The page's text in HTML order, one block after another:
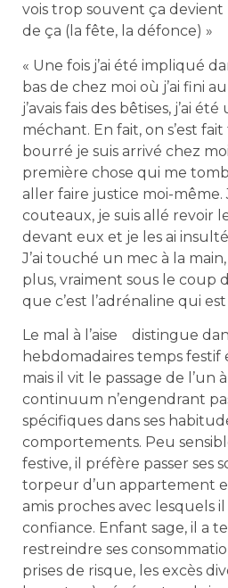
vois trop souvent ça
de ça (la fête, la défonce) »
« Une fois j’ai été impliqué
bas de chez moi où j’ai fini
j’avais fais des bêtises, j’ai
méchant. En fait, on s’est
bourré je suis arrivé chez moi
première chose qui me
aller faire justice moi-même.
couteaux, je suis allé revoir
devant eux et je les ai
J’ai touché un mec à la
plus, vraiment sous le coup
que c’est l’adrénaline qui
Le mal à l’aise distingue
hebdomadaires temps festif
mais il vit le passage de l’un
continuum n’engendrant
spécifiques dans ses
comportements. Peu
festive, il préfère passer ses
torpeur d’un appartement
amis proches avec lesquels
confiance. Enfant sage, il a
restreindre ses
prises de risque, les excès